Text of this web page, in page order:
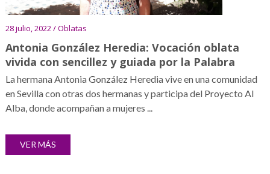
28 julio, 2022 / Oblatas
Antonia González Heredia: Vocación oblata
vivida con sencillez y guiada por la Palabra
La hermana Antonia González Heredia vive en una comunidad
en Sevilla con otras dos hermanas y participa del Proyecto Al
Alba, donde acompañan a mujeres ...
VER MÁS